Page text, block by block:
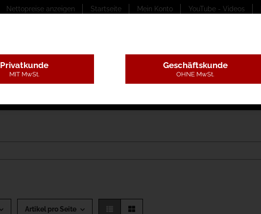
Nettopreise anzeigen Startseite Mein Konto YouTube - Videos
Artikel pro Seite
Privatkunde
MIT MwSt.
Geschäftskunde
OHNE MwSt.